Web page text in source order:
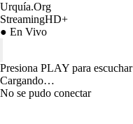
Urquía.Org
StreamingHD+
● En Vivo
Presiona PLAY para escuchar
Cargando…
No se pudo conectar